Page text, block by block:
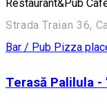
Restaurant&Pub
Strada Traian 36,
Bar / Pub Pizza
Terasă Palilula -